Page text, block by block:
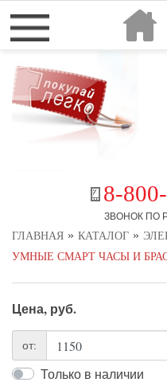
8-
ЗВОНОК ПО
ГЛАВНАЯ » КАТАЛОГ »
УМНЫЕ СМАРТ ЧАСЫ И
Цена, руб.
от:
Только в наличии